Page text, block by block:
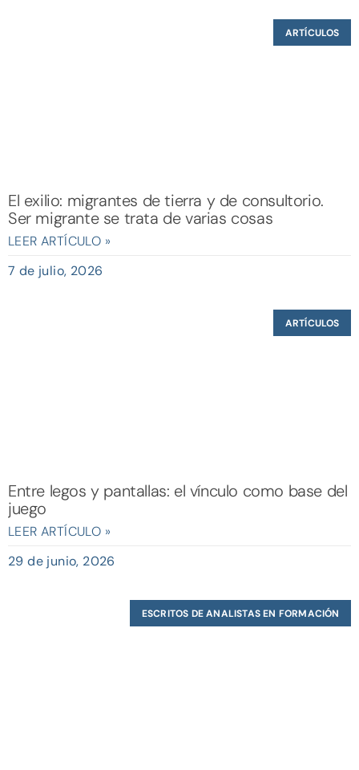
ARTÍCULOS
El exilio: migrantes de tierra y de consultorio.
Ser migrante se trata de varias cosas
LEER ARTÍCULO »
7 de julio, 2026
ARTÍCULOS
Entre legos y pantallas: el vínculo como base del
juego
LEER ARTÍCULO »
29 de junio, 2026
ESCRITOS DE ANALISTAS EN FORMACIÓN